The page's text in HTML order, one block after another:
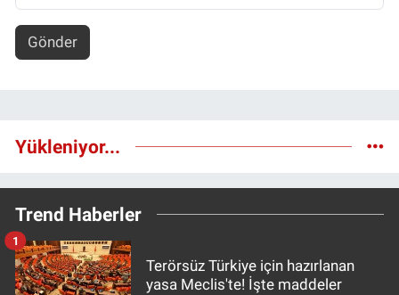
Gönder
Yükleniyor...
Trend Haberler
Terörsüz Türkiye için hazırlanan
yasa Meclis'te! İşte maddeler
1